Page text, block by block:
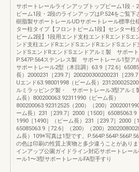
サポートレールラインアップトップビーム1段・
ビーム1段・2段のラインアップはP.524をご覧下
樹脂製サポートレールUDサポートレール標準仕
ター柱タイプ【フロントビーム1段】センター柱
ビーム2段】1段用エンド支柱エンドRエンドSエ
ンド支柱エンドRエンドSエンドRエンドSエンド
ンドSエンドRエンドSエンドアルミ製 サポート
P.547P.564ステンレス製 サポートレール1型ア
サポートレール2型（木目調）63.9［72.6］
長）2000231［239.7］200200300200231［
Uエンド63.98001998（ビーム長）
ルミラッピング製・ サポートレール3型アル
ム長）800200063.92311990（ビーム長）
800200063.92312525（200）（200）
ーム長）231［239.7］2000［1500］65085063.9
1990［1490］（ビーム長）231［239.7］2000［
65085063.9［72.6］（200）（200）
ム長）109※写真は1型です。
の色は印刷の性質上実物と多少違うことがあり
インアップ公園ガイドライン対応サポートレー
ール1〜3型サポートレールFA型手すり